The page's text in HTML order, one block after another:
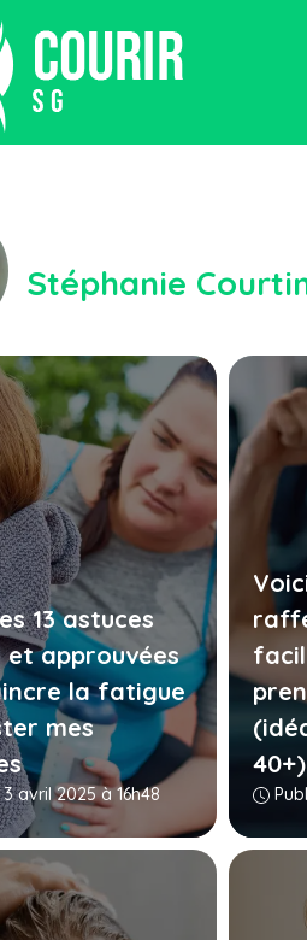
Stéphanie
13 astuces
et approuvées
la fatigue
mes
avril 2025 à 16h48
40+)